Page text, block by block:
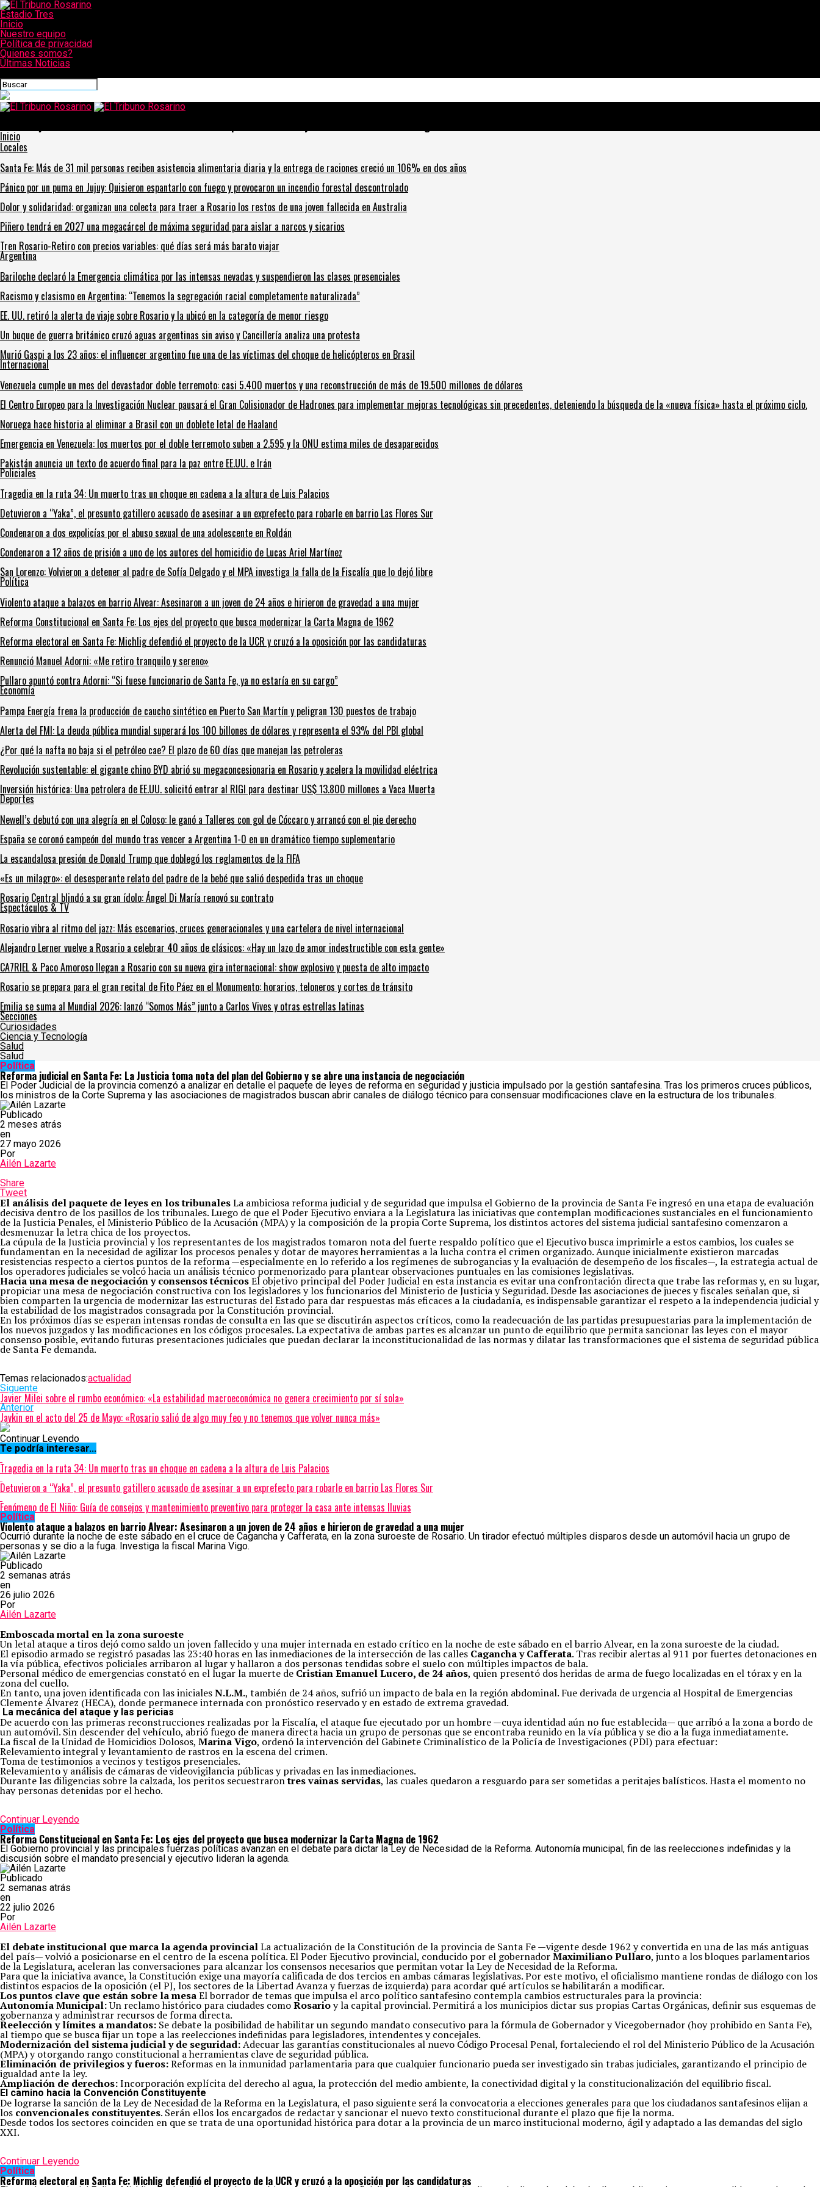
Estadio Tres
Inicio
Nuestro equipo
Política de privacidad
Quienes somos?
Últimas Noticias
Inicio
Locales
Santa Fe: Más de 31 mil personas reciben asistencia alimentaria diaria y la entrega de raciones creció un 106% en dos años
Pánico por un puma en Jujuy: Quisieron espantarlo con fuego y provocaron un incendio forestal descontrolado
Dolor y solidaridad: organizan una colecta para traer a Rosario los restos de una joven fallecida en Australia
Piñero tendrá en 2027 una megacárcel de máxima seguridad para aislar a narcos y sicarios
Tren Rosario-Retiro con precios variables: qué días será más barato viajar
Argentina
Bariloche declaró la Emergencia climática por las intensas nevadas y suspendieron las clases presenciales
Racismo y clasismo en Argentina: “Tenemos la segregación racial completamente naturalizada”
EE. UU. retiró la alerta de viaje sobre Rosario y la ubicó en la categoría de menor riesgo
Un buque de guerra británico cruzó aguas argentinas sin aviso y Cancillería analiza una protesta
Murió Gaspi a los 23 años: el influencer argentino fue una de las víctimas del choque de helicópteros en Brasil
Internacional
Venezuela cumple un mes del devastador doble terremoto: casi 5.400 muertos y una reconstrucción de más de 19.500 millones de dólares
El Centro Europeo para la Investigación Nuclear pausará el Gran Colisionador de Hadrones para implementar mejoras tecnológicas sin precedentes, deteniendo la búsqueda de la «nueva física» hasta el próximo ciclo.
Noruega hace historia al eliminar a Brasil con un doblete letal de Haaland
Emergencia en Venezuela: los muertos por el doble terremoto suben a 2.595 y la ONU estima miles de desaparecidos
Pakistán anuncia un texto de acuerdo final para la paz entre EE.UU. e Irán
Policiales
Tragedia en la ruta 34: Un muerto tras un choque en cadena a la altura de Luis Palacios
Detuvieron a “Yaka”, el presunto gatillero acusado de asesinar a un exprefecto para robarle en barrio Las Flores Sur
Condenaron a dos expolicías por el abuso sexual de una adolescente en Roldán
Condenaron a 12 años de prisión a uno de los autores del homicidio de Lucas Ariel Martínez
San Lorenzo: Volvieron a detener al padre de Sofía Delgado y el MPA investiga la falla de la Fiscalía que lo dejó libre
Política
Violento ataque a balazos en barrio Alvear: Asesinaron a un joven de 24 años e hirieron de gravedad a una mujer
Reforma Constitucional en Santa Fe: Los ejes del proyecto que busca modernizar la Carta Magna de 1962
Reforma electoral en Santa Fe: Michlig defendió el proyecto de la UCR y cruzó a la oposición por las candidaturas
Renunció Manuel Adorni: «Me retiro tranquilo y sereno»
Pullaro apuntó contra Adorni: “Si fuese funcionario de Santa Fe, ya no estaría en su cargo”
Economía
Pampa Energía frena la producción de caucho sintético en Puerto San Martín y peligran 130 puestos de trabajo
Alerta del FMI: La deuda pública mundial superará los 100 billones de dólares y representa el 93% del PBI global
¿Por qué la nafta no baja si el petróleo cae? El plazo de 60 días que manejan las petroleras
Revolución sustentable: el gigante chino BYD abrió su megaconcesionaria en Rosario y acelera la movilidad eléctrica
Inversión histórica: Una petrolera de EE.UU. solicitó entrar al RIGI para destinar US$ 13.800 millones a Vaca Muerta
Deportes
Newell’s debutó con una alegría en el Coloso: le ganó a Talleres con gol de Cóccaro y arrancó con el pie derecho
España se coronó campeón del mundo tras vencer a Argentina 1-0 en un dramático tiempo suplementario
La escandalosa presión de Donald Trump que doblegó los reglamentos de la FIFA
«Es un milagro»: el desesperante relato del padre de la bebé que salió despedida tras un choque
Rosario Central blindó a su gran ídolo: Ángel Di María renovó su contrato
Espectáculos & TV
Rosario vibra al ritmo del jazz: Más escenarios, cruces generacionales y una cartelera de nivel internacional
Alejandro Lerner vuelve a Rosario a celebrar 40 años de clásicos: «Hay un lazo de amor indestructible con esta gente»
CA7RIEL & Paco Amoroso llegan a Rosario con su nueva gira internacional: show explosivo y puesta de alto impacto
Rosario se prepara para el gran recital de Fito Páez en el Monumento: horarios, teloneros y cortes de tránsito
Emilia se suma al Mundial 2026: lanzó “Somos Más” junto a Carlos Vives y otras estrellas latinas
Secciones
Curiosidades
Ciencia y Tecnología
Salud
Salud
Política
Reforma judicial en Santa Fe: La Justicia toma nota del plan del Gobierno y se abre una instancia de negociación
El Poder Judicial de la provincia comenzó a analizar en detalle el paquete de leyes de reforma en seguridad y justicia impulsado por la gestión santafesina. Tras los primeros cruces públicos,
los ministros de la Corte Suprema y las asociaciones de magistrados buscan abrir canales de diálogo técnico para consensuar modificaciones clave en la estructura de los tribunales.
Publicado
2 meses atrás
en
27 mayo 2026
Por
Ailén Lazarte
Share
Tweet
El análisis del paquete de leyes en los tribunalesLa ambiciosa reforma judicial y de seguridad que impulsa el Gobierno de la provincia de Santa Fe ingresó en una etapa de evaluación
decisiva dentro de los pasillos de los tribunales. Luego de que el Poder Ejecutivo enviara a la Legislatura las iniciativas que contemplan modificaciones sustanciales en el funcionamiento
de la Justicia Penales, el Ministerio Público de la Acusación (MPA) y la composición de la propia Corte Suprema, los distintos actores del sistema judicial santafesino comenzaron a
desmenuzar la letra chica de los proyectos.
La cúpula de la Justicia provincial y los representantes de los magistrados tomaron nota del fuerte respaldo político que el Ejecutivo busca imprimirle a estos cambios, los cuales se
fundamentan en la necesidad de agilizar los procesos penales y dotar de mayores herramientas a la lucha contra el crimen organizado. Aunque inicialmente existieron marcadas
resistencias respecto a ciertos puntos de la reforma —especialmente en lo referido a los regímenes de subrogancias y la evaluación de desempeño de los fiscales—, la estrategia actual de
los operadores judiciales se volcó hacia un análisis técnico pormenorizado para plantear observaciones puntuales en las comisiones legislativas.
Hacia una mesa de negociación y consensos técnicosEl objetivo principal del Poder Judicial en esta instancia es evitar una confrontación directa que trabe las reformas y, en su lugar,
propiciar una mesa de negociación constructiva con los legisladores y los funcionarios del Ministerio de Justicia y Seguridad. Desde las asociaciones de jueces y fiscales señalan que, si
bien comparten la urgencia de modernizar las estructuras del Estado para dar respuestas más eficaces a la ciudadanía, es indispensable garantizar el respeto a la independencia judicial y
la estabilidad de los magistrados consagrada por la Constitución provincial.
En los próximos días se esperan intensas rondas de consulta en las que se discutirán aspectos críticos, como la readecuación de las partidas presupuestarias para la implementación de
los nuevos juzgados y las modificaciones en los códigos procesales. La expectativa de ambas partes es alcanzar un punto de equilibrio que permita sancionar las leyes con el mayor
consenso posible, evitando futuras presentaciones judiciales que puedan declarar la inconstitucionalidad de las normas y dilatar las transformaciones que el sistema de seguridad pública
de Santa Fe demanda.
Temas relacionados:actualidad
Siguente
Javier Milei sobre el rumbo económico: «La estabilidad macroeconómica no genera crecimiento por sí sola»
Anterior
Javkin en el acto del 25 de Mayo: «Rosario salió de algo muy feo y no tenemos que volver nunca más»
Continuar Leyendo
Te podría interesar...
Tragedia en la ruta 34: Un muerto tras un choque en cadena a la altura de Luis Palacios
Detuvieron a “Yaka”, el presunto gatillero acusado de asesinar a un exprefecto para robarle en barrio Las Flores Sur
Fenómeno de El Niño: Guía de consejos y mantenimiento preventivo para proteger la casa ante intensas lluvias
Política
Violento ataque a balazos en barrio Alvear: Asesinaron a un joven de 24 años e hirieron de gravedad a una mujer
Ocurrió durante la noche de este sábado en el cruce de Cagancha y Cafferata, en la zona suroeste de Rosario. Un tirador efectuó múltiples disparos desde un automóvil hacia un grupo de
personas y se dio a la fuga. Investiga la fiscal Marina Vigo.
Publicado
2 semanas atrás
en
26 julio 2026
Por
Ailén Lazarte
Emboscada mortal en la zona suroeste
Un letal ataque a tiros dejó como saldo un joven fallecido y una mujer internada en estado crítico en la noche de este sábado en el barrio Alvear, en la zona suroeste de la ciudad.
El episodio armado se registró pasadas las 23:40 horas en las inmediaciones de la intersección de las calles Cagancha y Cafferata. Tras recibir alertas al 911 por fuertes detonaciones en
la vía pública, efectivos policiales arribaron al lugar y hallaron a dos personas tendidas sobre el suelo con múltiples impactos de bala.
Personal médico de emergencias constató en el lugar la muerte de Cristian Emanuel Lucero, de 24 años, quien presentó dos heridas de arma de fuego localizadas en el tórax y en la
zona del cuello.
En tanto, una joven identificada con las inicialesN.L.M., también de 24 años, sufrió un impacto de bala en la región abdominal. Fue derivada de urgencia al Hospital de Emergencias
Clemente Álvarez (HECA), donde permanece internada con pronóstico reservado y en estado de extrema gravedad.
La mecánica del ataque y las pericias
De acuerdo con las primeras reconstrucciones realizadas por la Fiscalía, el ataque fue ejecutado por un hombre —cuya identidad aún no fue establecida— que arribó a la zona a bordo de
un automóvil. Sin descender del vehículo, abrió fuego de manera directa hacia un grupo de personas que se encontraba reunido en la vía pública y se dio a la fuga inmediatamente.
La fiscal de la Unidad de Homicidios Dolosos, Marina Vigo, ordenó la intervención del Gabinete Criminalístico de la Policía de Investigaciones (PDI) para efectuar:
Relevamiento integral y levantamiento de rastros en la escena del crimen.
Toma de testimonios a vecinos y testigos presenciales.
Relevamiento y análisis de cámaras de videovigilancia públicas y privadas en las inmediaciones.
Durante las diligencias sobre la calzada, los peritos secuestrarontres vainas servidas, las cuales quedaron a resguardo para ser sometidas a peritajes balísticos. Hasta el momento no
hay personas detenidas por el hecho.
Continuar Leyendo
Política
Reforma Constitucional en Santa Fe: Los ejes del proyecto que busca modernizar la Carta Magna de 1962
El Gobierno provincial y las principales fuerzas políticas avanzan en el debate para dictar la Ley de Necesidad de la Reforma. Autonomía municipal, fin de las reelecciones indefinidas y la
discusión sobre el mandato presencial y ejecutivo lideran la agenda.
Publicado
2 semanas atrás
en
22 julio 2026
Por
Ailén Lazarte
El debate institucional que marca la agenda provincialLa actualización de la Constitución de la provincia de Santa Fe —vigente desde 1962 y convertida en una de las más antiguas
del país— volvió a posicionarse en el centro de la escena política. El Poder Ejecutivo provincial, conducido por el gobernadorMaximiliano Pullaro, junto a los bloques parlamentarios
de la Legislatura, aceleran las conversaciones para alcanzar los consensos necesarios que permitan votar la Ley de Necesidad de la Reforma.
Para que la iniciativa avance, la Constitución exige una mayoría calificada de dos tercios en ambas cámaras legislativas. Por este motivo, el oficialismo mantiene rondas de diálogo con los
distintos espacios de la oposición (el PJ, los sectores de la Libertad Avanza y fuerzas de izquierda) para acordar qué artículos se habilitarán a modificar.
Los puntos clave que están sobre la mesaEl borrador de temas que impulsa el arco político santafesino contempla cambios estructurales para la provincia:
Autonomía Municipal:Un reclamo histórico para ciudades comoRosarioy la capital provincial. Permitirá a los municipios dictar sus propias Cartas Orgánicas, definir sus esquemas de
gobernanza y administrar recursos de forma directa.
Reelección y límites a mandatos: Se debate la posibilidad de habilitar un segundo mandato consecutivo para la fórmula de Gobernador y Vicegobernador (hoy prohibido en Santa Fe),
al tiempo que se busca fijar un tope a las reelecciones indefinidas para legisladores, intendentes y concejales.
Modernización del sistema judicial y de seguridad:Adecuar las garantías constitucionales al nuevo Código Procesal Penal, fortaleciendo el rol del Ministerio Público de la Acusación
(MPA) y otorgando rango constitucional a herramientas clave de seguridad pública.
Eliminación de privilegios y fueros:Reformas en la inmunidad parlamentaria para que cualquier funcionario pueda ser investigado sin trabas judiciales, garantizando el principio de
igualdad ante la ley.
Ampliación de derechos:Incorporación explícita del derecho al agua, la protección del medio ambiente, la conectividad digital y la constitucionalización del equilibrio fiscal.
El camino hacia la Convención Constituyente
De lograrse la sanción de la Ley de Necesidad de la Reforma en la Legislatura, el paso siguiente será la convocatoria a elecciones generales para que los ciudadanos santafesinos elijan a
los convencionales constituyentes. Serán ellos los encargados de redactar y sancionar el nuevo texto constitucional durante el plazo que fije la norma.
Desde todos los sectores coinciden en que se trata de una oportunidad histórica para dotar a la provincia de un marco institucional moderno, ágil y adaptado a las demandas del siglo
XXI.
Continuar Leyendo
Política
Reforma electoral en Santa Fe: Michlig defendió el proyecto de la UCR y cruzó a la oposición por las candidaturas